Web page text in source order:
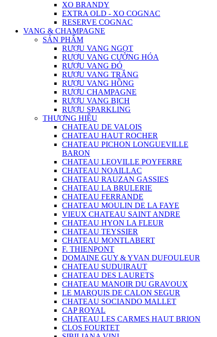
XO BRANDY
EXTRA OLD - XO COGNAC
RESERVE COGNAC
VANG & CHAMPAGNE
SẢN PHẨM
RƯỢU VANG NGỌT
RƯỢU VANG CƯỜNG HÓA
RƯỢU VANG ĐỎ
RƯỢU VANG TRẮNG
RƯỢU VANG HỒNG
RƯỢU CHAMPAGNE
RƯỢU VANG BỊCH
RƯỢU SPARKLING
THƯƠNG HIỆU
CHATEAU DE VALOIS
CHATEAU HAUT ROCHER
CHATEAU PICHON LONGUEVILLE
BARON
CHATEAU LEOVILLE POYFERRE
CHATEAU NOAILLAC
CHATEAU RAUZAN GASSIES
CHATEAU LA BRULERIE
CHATEAU FERRANDE
CHATEAU MOULIN DE LA FAYE
VIEUX CHATEAU SAINT ANDRE
CHATEAU HYON LA FLEUR
CHATEAU TEYSSIER
CHATEAU MONTLABERT
F. THIENPONT
DOMAINE GUY & YVAN DUFOULEUR
CHATEAU SUDUIRAUT
CHATEAU DES LAURETS
CHATEAU MANOIR DU GRAVOUX
LE MARQUIS DE CALON SEGUR
CHATEAU SOCIANDO MALLET
CAP ROYAL
CHATEAU LES CARMES HAUT BRION
CLOS FOURTET